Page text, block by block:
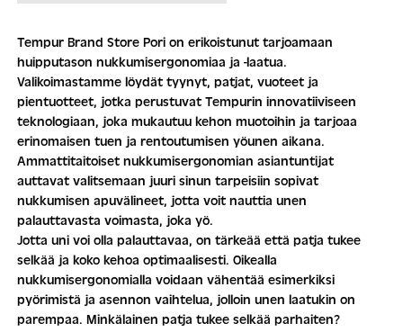
Tempur Brand Store Pori on erikoistunut tarjoamaan
huipputason nukkumisergonomiaa ja -laatua.
Valikoimastamme löydät tyynyt, patjat, vuoteet ja
pientuotteet, jotka perustuvat Tempurin innovatiiviseen
teknologiaan, joka mukautuu kehon muotoihin ja tarjoaa
erinomaisen tuen ja rentoutumisen yöunen aikana.
Ammattitaitoiset nukkumisergonomian asiantuntijat
auttavat valitsemaan juuri sinun tarpeisiin sopivat
nukkumisen apuvälineet, jotta voit nauttia unen
palauttavasta voimasta, joka yö.
Jotta uni voi olla palauttavaa, on tärkeää että patja tukee
selkää ja koko kehoa optimaalisesti. Oikealla
nukkumisergonomialla voidaan vähentää esimerkiksi
pyörimistä ja asennon vaihtelua, jolloin unen laatukin on
parempaa. Minkälainen patja tukee selkää parhaiten?